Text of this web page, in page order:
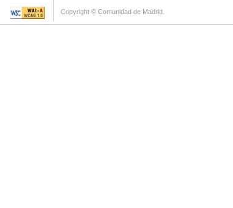
Copyright © Comunidad de Madrid.